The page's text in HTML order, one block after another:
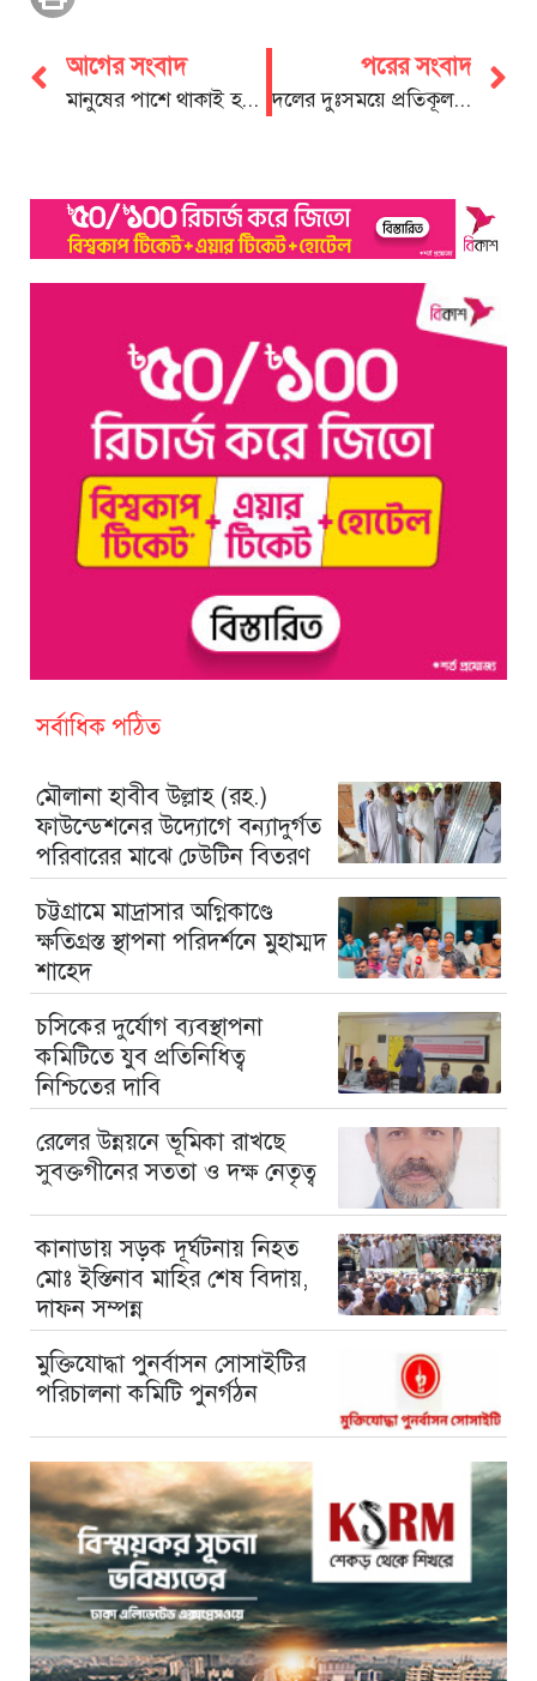
আগের সংবাদ
মানুষের পাশে থাকাই হবে বিএনপির আগামী দিনের রাজনীতি: ডা. শাহাদাত
পরের সংবাদ
দলের দুঃসময়ে প্রতিকূলতা উপেক্ষা করে মাঠে সরব ছিলেন জিনিয়া
সর্বাধিক পঠিত
মৌলানা হাবীব উল্লাহ (রহ.)
ফাউন্ডেশনের উদ্যোগে বন্যাদুর্গত
পরিবারের মাঝে ঢেউটিন বিতরণ
চট্টগ্রামে মাদ্রাসার অগ্নিকাণ্ডে
ক্ষতিগ্রস্ত স্থাপনা পরিদর্শনে মুহাম্মদ
শাহেদ
চসিকের দুর্যোগ ব্যবস্থাপনা
কমিটিতে যুব প্রতিনিধিত্ব
নিশ্চিতের দাবি
রেলের উন্নয়নে ভূমিকা রাখছে
সুবক্তগীনের সততা ও দক্ষ নেতৃত্ব
কানাডায় সড়ক দূর্ঘটনায় নিহত
মোঃ ইস্তিনাব মাহির শেষ বিদায়,
দাফন সম্পন্ন
মুক্তিযোদ্ধা পুনর্বাসন সোসাইটির
পরিচালনা কমিটি পুনর্গঠন